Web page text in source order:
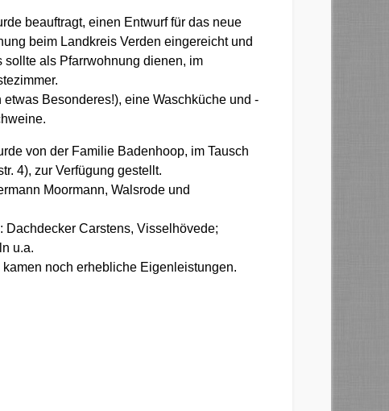
beauftragt, einen Entwurf für das neue
beim Landkreis Verden eingereicht und
sollte als Pfarrwohnung dienen, im
Besonderes!), eine Waschküche und -
von der Familie Badenhoop, im Tausch
4), zur Verfügung gestellt.
Moormann, Walsrode und
Carstens, Visselhövede;
u.a.
noch erhebliche Eigenleistungen.